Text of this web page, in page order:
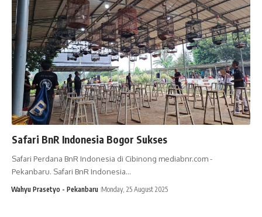
Safari BnR Indonesia Bogor Sukses
Safari Perdana BnR Indonesia di Cibinong mediabnr.com -
Pekanbaru. Safari BnR Indonesia…
Wahyu Prasetyo - Pekanbaru Monday, 25 August 2025